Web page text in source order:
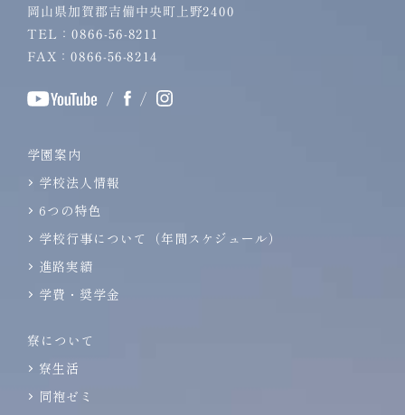
岡山県加賀郡吉備中央町上野2400
TEL：0866-56-8211
FAX：0866-56-8214
/ /
学園案内
学校法人情報
6つの特色
学校行事について（年間スケジュール）
進路実績
学費・奨学金
寮について
寮生活
同袍ゼミ